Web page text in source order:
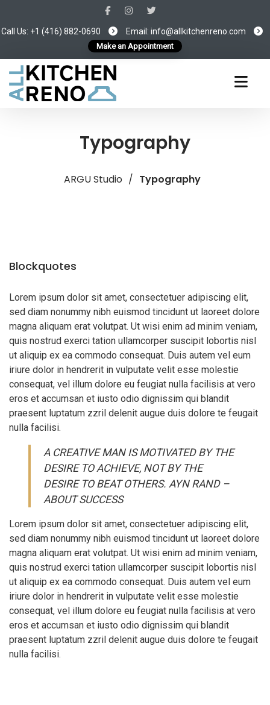
Call Us: +1 (416) 882-0690 Email: info@allkitchenreno.com
Make an Appointment
Typography
ARGU Studio / Typography
Blockquotes
Lorem ipsum dolor sit amet, consectetuer adipiscing elit,
sed diam nonummy nibh euismod tincidunt ut laoreet dolore
magna aliquam erat volutpat. Ut wisi enim ad minim veniam,
quis nostrud exerci tation ullamcorper suscipit lobortis nisl
ut aliquip ex ea commodo consequat. Duis autem vel eum
iriure dolor in hendrerit in vulputate velit esse molestie
consequat, vel illum dolore eu feugiat nulla facilisis at vero
eros et accumsan et iusto odio dignissim qui blandit
praesent luptatum zzril delenit augue duis dolore te feugait
nulla facilisi.
A CREATIVE MAN IS MOTIVATED BY THE
DESIRE TO ACHIEVE, NOT BY THE
DESIRE TO BEAT OTHERS. AYN RAND –
ABOUT SUCCESS
Lorem ipsum dolor sit amet, consectetuer adipiscing elit,
sed diam nonummy nibh euismod tincidunt ut laoreet dolore
magna aliquam erat volutpat. Ut wisi enim ad minim veniam,
quis nostrud exerci tation ullamcorper suscipit lobortis nisl
ut aliquip ex ea commodo consequat. Duis autem vel eum
iriure dolor in hendrerit in vulputate velit esse molestie
consequat, vel illum dolore eu feugiat nulla facilisis at vero
eros et accumsan et iusto odio dignissim qui blandit
praesent luptatum zzril delenit augue duis dolore te feugait
nulla facilisi.